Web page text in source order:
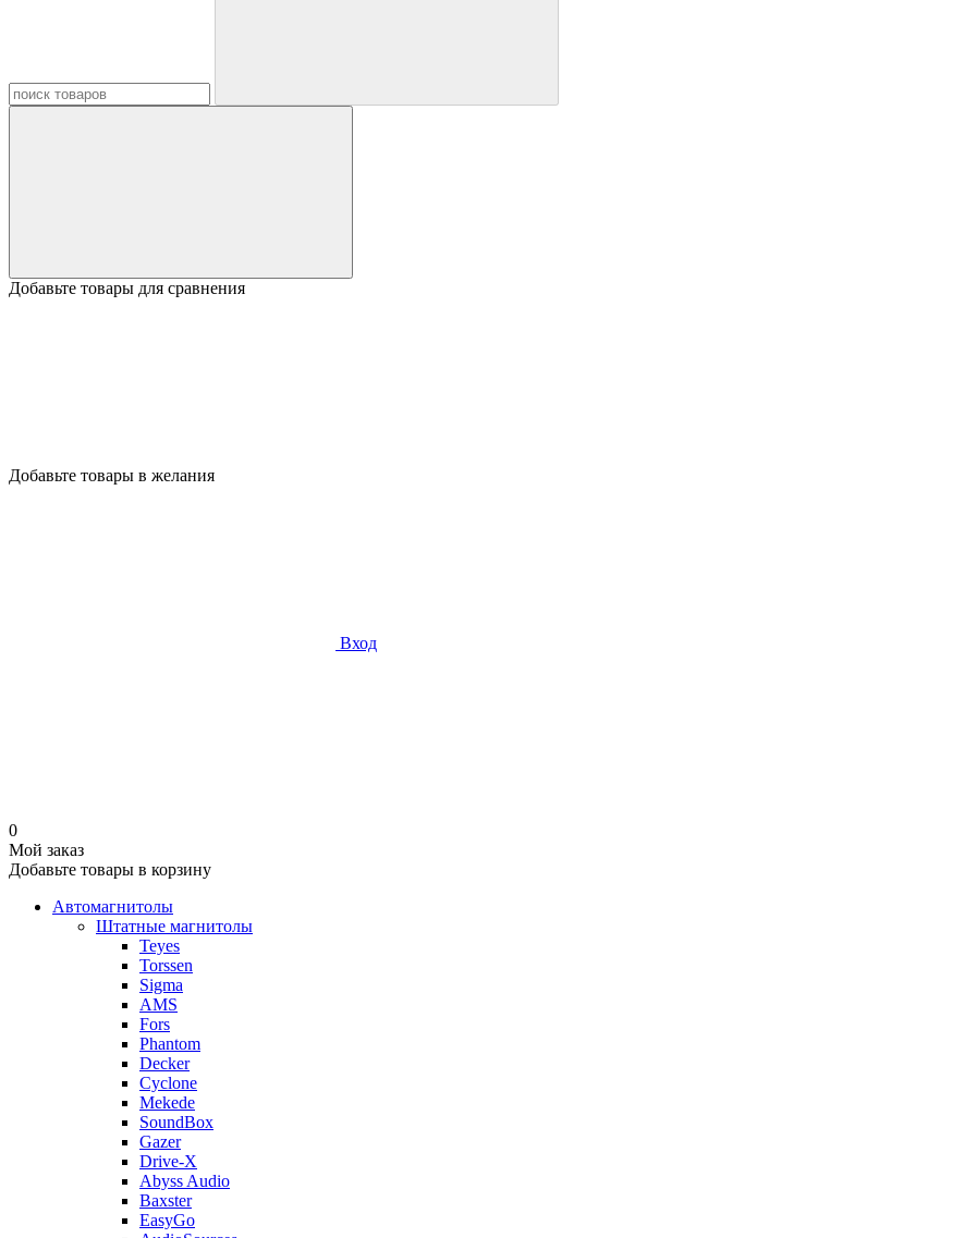
Добавьте товары для сравнения
Добавьте товары в желания
Вход
0
Мой заказ
Добавьте товары в корзину
Автомагнитолы
Штатные магнитолы
Teyes
Torssen
Sigma
AMS
Fors
Phantom
Decker
Cyclone
Mekede
SoundBox
Gazer
Drive-X
Abyss Audio
Baxster
EasyGo